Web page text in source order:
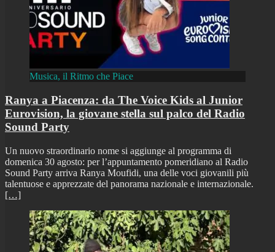
Musica, il Ritmo che Piace
Ranya a Piacenza: da The Voice Kids al Junior
Eurovision, la giovane stella sul palco del Radio
Sound Party
Un nuovo straordinario nome si aggiunge al programma di
domenica 30 agosto: per l’appuntamento pomeridiano al Radio
Sound Party arriva Ranya Moufidi, una delle voci giovanili più
talentuose e apprezzate del panorama nazionale e internazionale.
[…]